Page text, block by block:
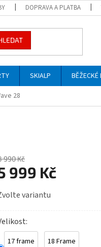
DOPRAVA A PLATBA
SKIALP BĚŽECKÉ
28
990 Kč
999 Kč
variantu
17 frame 18 Frame